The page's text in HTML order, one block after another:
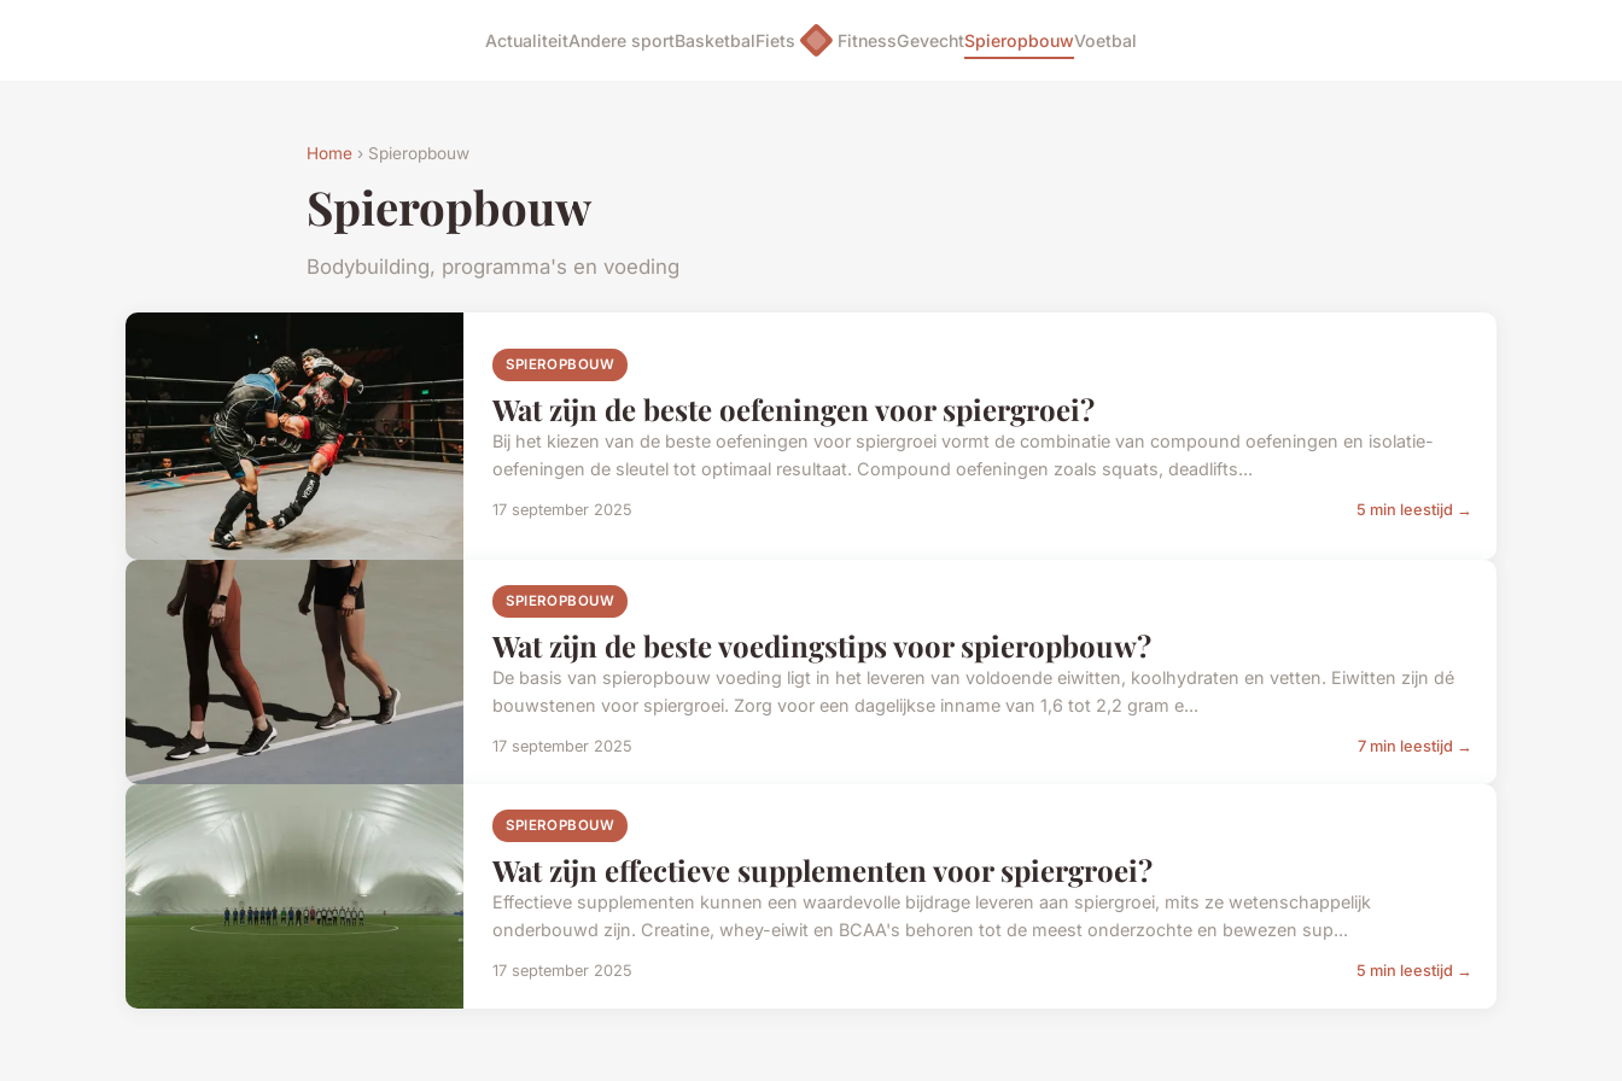
ActualiteitAndere sportBasketbalFiets FitnessGevechtSpieropbouwVoetbal
Home › Spieropbouw
Spieropbouw
Bodybuilding, programma's en voeding
SPIEROPBOUW
Wat zijn de beste oefeningen voor spiergroei?
Bij het kiezen van de beste oefeningen voor spiergroei vormt de combinatie van compound oefeningen en isolatie-
oefeningen de sleutel tot optimaal resultaat. Compound oefeningen zoals squats, deadlifts...
17 september 2025 5 min leestijd →
SPIEROPBOUW
Wat zijn de beste voedingstips voor spieropbouw?
De basis van spieropbouw voeding ligt in het leveren van voldoende eiwitten, koolhydraten en vetten. Eiwitten zijn dé
bouwstenen voor spiergroei. Zorg voor een dagelijkse inname van 1,6 tot 2,2 gram e...
17 september 2025 7 min leestijd →
SPIEROPBOUW
Wat zijn effectieve supplementen voor spiergroei?
Effectieve supplementen kunnen een waardevolle bijdrage leveren aan spiergroei, mits ze wetenschappelijk
onderbouwd zijn. Creatine, whey-eiwit en BCAA's behoren tot de meest onderzochte en bewezen sup...
17 september 2025 5 min leestijd →